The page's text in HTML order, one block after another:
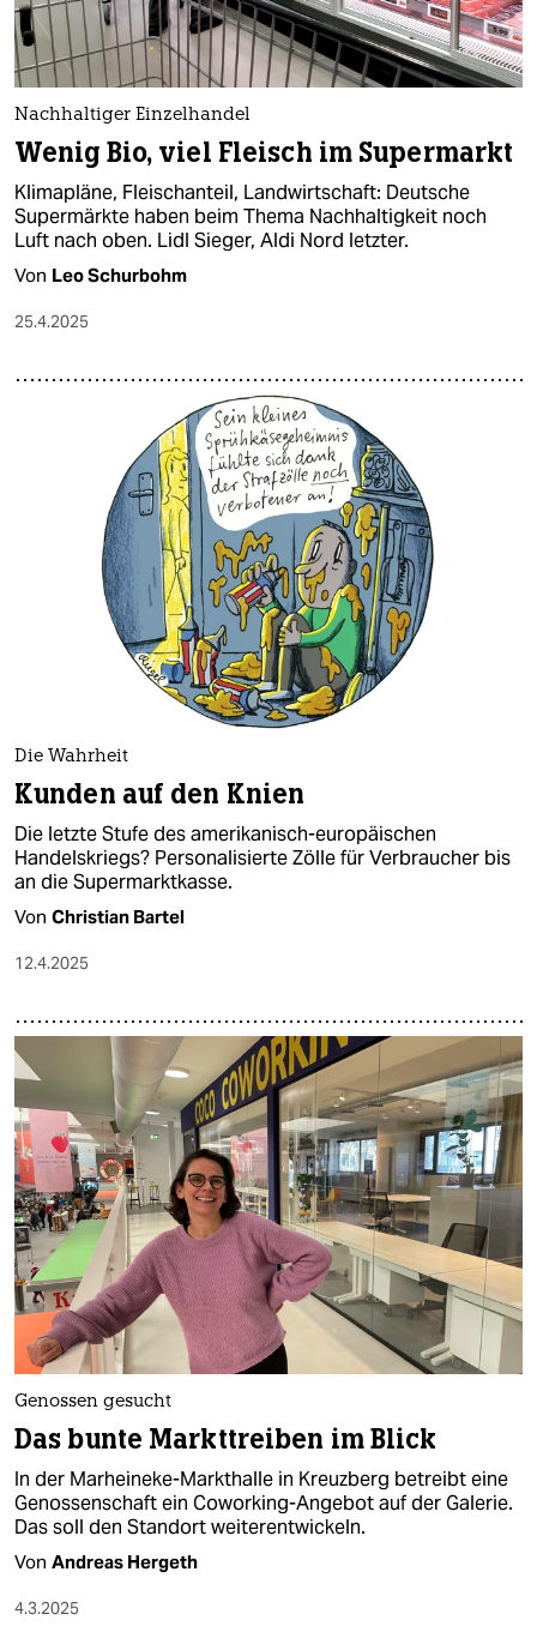
Nachhaltiger Einzelhandel
Wenig Bio, viel Fleisch im Supermarkt
Klimapläne, Fleischanteil, Landwirtschaft: Deutsche
Supermärkte haben beim Thema Nachhaltigkeit noch
Luft nach oben. Lidl Sieger, Aldi Nord letzter.
Von Leo Schurbohm
25.4.2025
Die Wahrheit
Kunden auf den Knien
Die letzte Stufe des amerikanisch-europäischen
Handelskriegs? Personalisierte Zölle für Verbraucher bis
an die Supermarktkasse.
Von Christian Bartel
12.4.2025
Genossen gesucht
Das bunte Markt­treiben im Blick
In der Marheineke-Markthalle in Kreuzberg betreibt eine
Genossenschaft ein Coworking-Angebot auf der Galerie.
Das soll den Standort weiterentwickeln.
Von Andreas Hergeth
4.3.2025